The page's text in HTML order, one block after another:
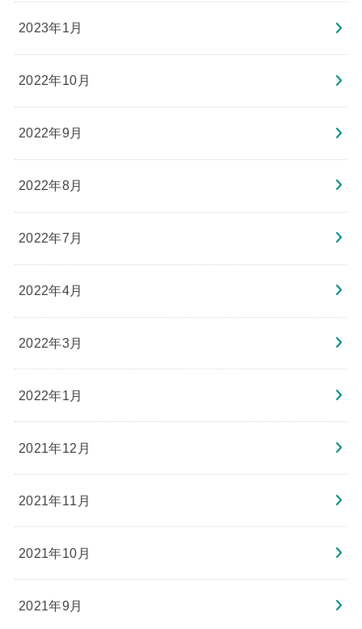
2023年1月
2022年10月
2022年9月
2022年8月
2022年7月
2022年4月
2022年3月
2022年1月
2021年12月
2021年11月
2021年10月
2021年9月